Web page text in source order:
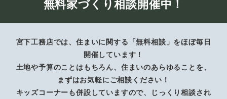
無料家づくり相談開催中！
宮下工務店では、住まいに関する「無料相談」をほぼ毎日
開催しています！
土地や予算のことはもちろん、住まいのあらゆることを、
まずはお気軽にご相談ください！
キッズコーナーも併設していますので、じっくり相談され